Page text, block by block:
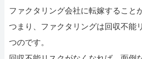
ファクタリング会社に転嫁すること
つまり、ファクタリングは回収不能
つのです。